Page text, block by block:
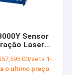
Sensor
Laser
de
sets 1-9 sets
o ultimo preço